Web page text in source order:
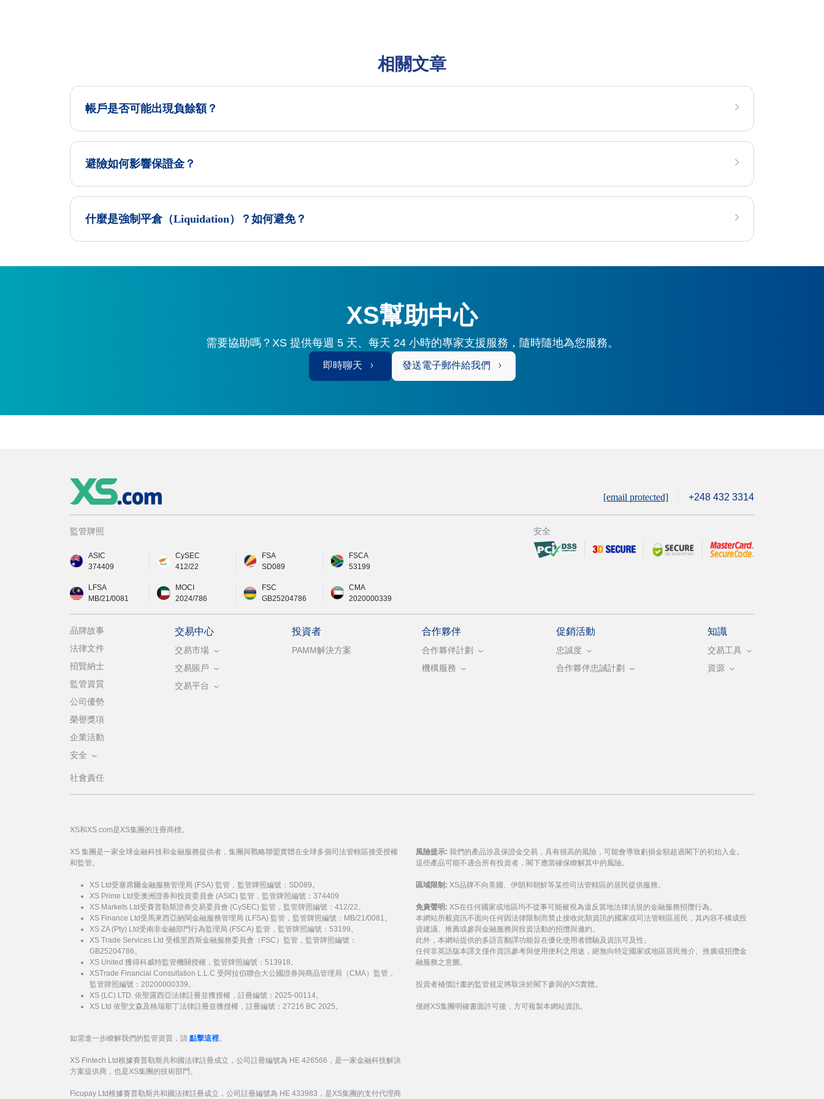
相關文章
帳戶是否可能出現負餘額？
避險如何影響保證金？
什麼是強制平倉（Liquidation）？如何避免？
XS幫助中心
需要協助嗎？XS 提供每週 5 天、每天 24 小時的專家支援服務，隨時隨地為您服務。
即時聊天 發送電子郵件給我們
[email protected] +248 432 3314
監管牌照
ASIC
374409
CySEC
412/22
FSA
SD089
FSCA
53199
LFSA
MB/21/0081
MOCI
2024/786
FSC
GB25204786
CMA
2020000339
安全
品牌故事
法律文件
招賢納士
監管資質
公司優勢
榮譽獎項
企業活動
安全
社會責任
交易中心
交易市場
交易賬戶
交易平台
投資者
PAMM解決方案
合作夥伴
合作夥伴計劃
機構服務
促銷活動
忠誠度
合作夥伴忠誠計劃
知識
交易工具
資源
XS和XS.com是XS集團的注冊商標。
XS 集團是一家全球金融科技和金融服務提供者，集團與戰略聯盟實體在全球多個司法管轄區接受授權
和監管。
XS Ltd受塞席爾金融服務管理局 (FSA) 監管，監管牌照編號：SD089。
XS Prime Ltd受澳洲證券和投資委員會 (ASIC) 監管，監管牌照編號：374409
XS Markets Ltd受賽普勒斯證券交易委員會 (CySEC) 監管，監管牌照編號：412/22。
XS Finance Ltd受馬來西亞納閩金融服務管理局 (LFSA) 監管，監管牌照編號：MB/21/0081。
XS ZA (Pty) Ltd受南非金融部門行為監理局 (FSCA) 監管，監管牌照編號：53199。
XS Trade Services Ltd 受模里西斯金融服務委員會（FSC）監管，監管牌照編號：
GB25204786。
XS United 獲得科威特監管機關授權，監管牌照編號：513918。
XSTrade Financial Consultation L.L.C 受阿拉伯聯合大公國證券與商品管理局（CMA）監管，
監管牌照編號：20200000339。
XS (LC) LTD. 依聖露西亞法律註冊並獲授權，註冊編號：2025-00114。
XS Ltd 依聖文森及格瑞那丁法律註冊並獲授權，註冊編號：27216 BC 2025。
如需進一步瞭解我們的監管資質，請 點擊這裡。
XS Fintech Ltd根據賽普勒斯共和國法律註冊成立，公司註冊編號為 HE 426566，是一家金融科技解決
方案提供商，也是XS集團的技術部門。
Ficupay Ltd根據賽普勒斯共和國法律註冊成立，公司註冊編號為 HE 433983，是XS集團的支付代理商
風險提示: 我們的產品涉及保證金交易，具有很高的風險，可能會導致虧損金額超過閣下的初始入金。
這些產品可能不適合所有投資者，閣下應當確保瞭解其中的風險。
區域限制: XS品牌不向美國、伊朗和朝鮮等某些司法管轄區的居民提供服務。
免責聲明: XS在任何國家或地區均不從事可能被視為違反當地法律法規的金融服務招攬行為。
本網站所載資訊不面向任何因法律限制而禁止接收此類資訊的國家或司法管轄區居民，其內容不構成投
資建議、推薦或參與金融服務與投資活動的招攬與邀約。
此外，本網站提供的多語言翻譯功能旨在優化使用者體驗及資訊可及性。
任何非英語版本譯文僅作資訊參考與使用便利之用途，絕無向特定國家或地區居民推介、推廣或招攬金
融服務之意圖。
投資者補償計畫的監管規定將取決於閣下參與的XS實體。
僅經XS集團明確書面許可後，方可複製本網站資訊。